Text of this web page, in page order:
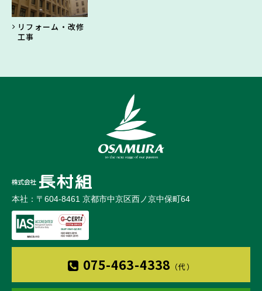
リフォーム・改修
工事
本社：〒604-8461 京都市中京区西ノ京中保町64
075-463-4338（代）